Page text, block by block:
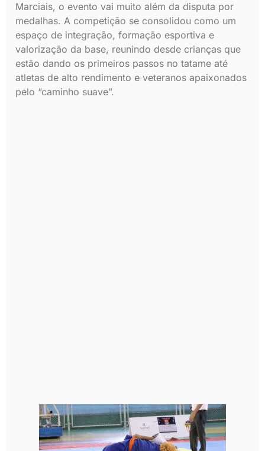
Marciais, o evento vai muito além da disputa por
medalhas. A competição se consolidou como um
espaço de integração, formação esportiva e
valorização da base, reunindo desde crianças que
estão dando os primeiros passos no tatame até
atletas de alto rendimento e veteranos apaixonados
pelo “caminho suave”.